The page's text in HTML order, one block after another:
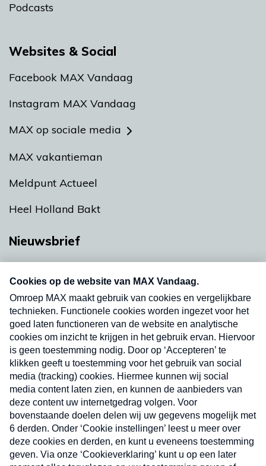
Podcasts
Websites & Social
Facebook MAX Vandaag
Instagram MAX Vandaag
MAX op sociale media
MAX vakantieman
Meldpunt Actueel
Heel Holland Bakt
Nieuwsbrief
Neem hier een gratis abonnement op onze
nieuwsbrief. Elke vrijdag- en dinsdagochtend in
uw mailbox.
Verzend
Nieuwsbrief
Neem hier een gratis abonnement op onze